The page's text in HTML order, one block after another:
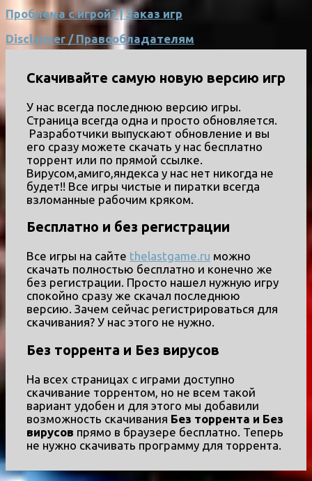
Проблема с игрой? | Заказ игр
Disclaimer / Правообладателям
Скачивайте самую новую версию игр
У нас всегда последнюю версию игры.
Страница всегда одна и просто обновляется.
Разработчики выпускают обновление и вы
его сразу можете скачать у нас бесплатно
торрент или по прямой ссылке.
Вирусом,амиго,яндекса у нас нет никогда не
будет!! Все игры чистые и пиратки всегда
взломанные рабочим кряком.
Бесплатно и без регистрации
Все игры на сайте thelastgame.ru можно
скачать полностью бесплатно и конечно же
без регистрации. Просто нашел нужную игру
спокойно сразу же скачал последнюю
версию. Зачем сейчас регистрироваться для
скачивания? У нас этого не нужно.
Без торрента и Без вирусов
На всех страницах с играми доступно
скачивание торрентом, но не всем такой
вариант удобен и для этого мы добавили
возможность скачивания Без торрента и Без
вирусов прямо в браузере бесплатно. Теперь
не нужно скачивать программу для торрента.